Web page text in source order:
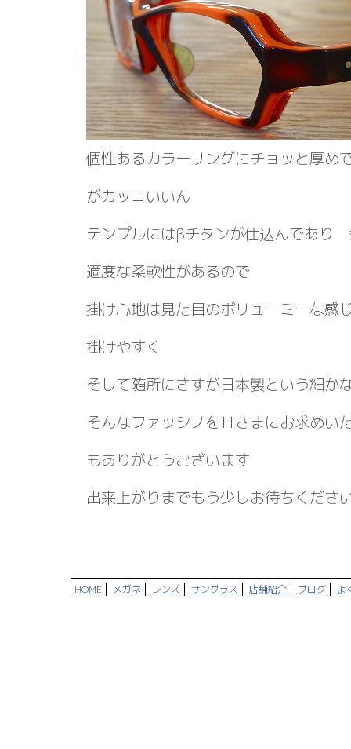
個性あるカラーリングにチョッと厚め
がカッコいいん
テンプルにはβチタンが仕込んであり
適度な柔軟性があるので
掛け心地は見た目のボリューミーな感
掛けやすく
そして随所にさすが日本製という細か
そんなファッシノをＨさまにお求め
もありがとうございます
出来上がりまでもう少しお待ちくださ
HOME メガネ レンズ サングラス 店舗紹介 ブログ よ